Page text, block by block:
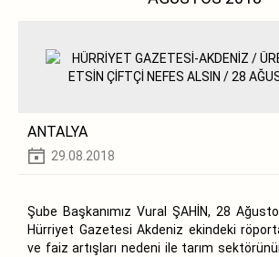
ANTALYA
29.08.2018
Şube Başkanımız Vural ŞAHİN, 28
Hürriyet Gazetesi Akdeniz ekindeki
ve faiz artışları nedeni ile tarım